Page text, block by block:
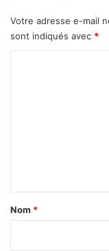
Votre adresse e-mail
sont indiqués avec *
a
Nom *